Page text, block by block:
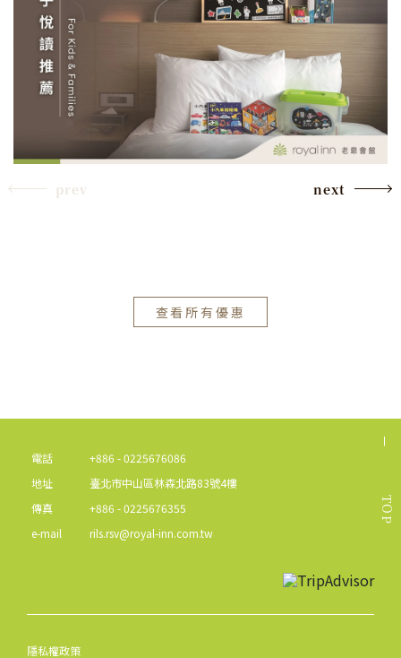
prev next
查看所有優惠
TOP
電話
+886 - 0225676086
地址
臺北市中山區林森北路83號4樓
傳真
+886 - 0225676355
e-mail
rils.rsv@royal-inn.com.tw
隱私權政策